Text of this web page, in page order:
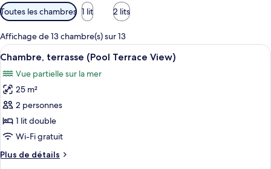
Filtres
disponibles
pour
les
chambres
Toutes les chambres 1 lit 2 lits
Affichage de 13 chambre(s) sur 13
Afficher
toutes
les
photos
pour
ce
type
chambre :
Une chambre d’hôtel avec un lit, un
2
Chambre, terrasse (Pool Terrace View)
Vue partielle sur la mer
25 m²
2 personnes
1 lit double
Wi-Fi gratuit
Plus de détails
Plus